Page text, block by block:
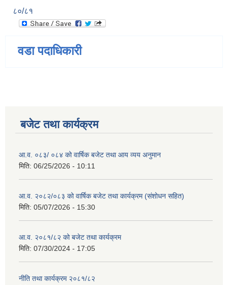
८०/८१
वडा पदाधिकारी
बजेट तथा कार्यक्रम
आ.व. ०८३/ ०८४ को वार्षिक बजेट तथा आय व्यय अनुमान
मिति: 06/25/2026 - 10:11
आ.व. २०८२/०८३ को वार्षिक बजेट तथा कार्यक्रम (संशोधन सहित)
मिति: 05/07/2026 - 15:30
आ.व. २०८१/८२ को बजेट तथा कार्यक्रम
मिति: 07/30/2024 - 17:05
नीति तथा कार्यक्रम २०८१/८२